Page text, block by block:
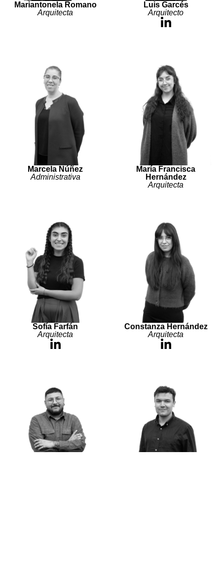
Mariantonela Romano
Arquitecta
Luis Garcés
Arquitecto
Marcela Núñez
Administrativa
María Francisca
Hernández
Arquitecta
Sofía Farfán
Arquitecta
Constanza Hernández
Arquitecta